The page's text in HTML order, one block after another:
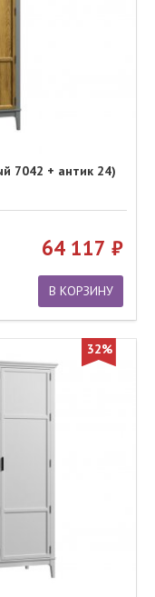
7042 + антик 24)
64 117
В КОРЗИНУ
32%